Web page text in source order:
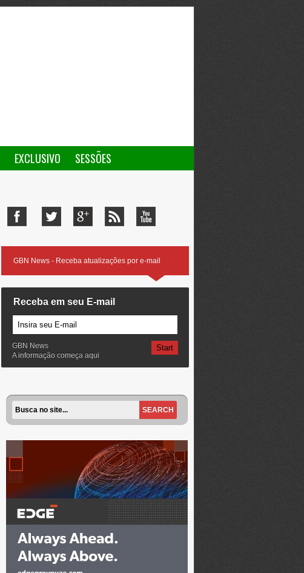
EXCLUSIVO
SESSÕES
GBN News - Receba atualizações por e-mail
Receba em seu E-mail
GBN News
A informação começa aqui